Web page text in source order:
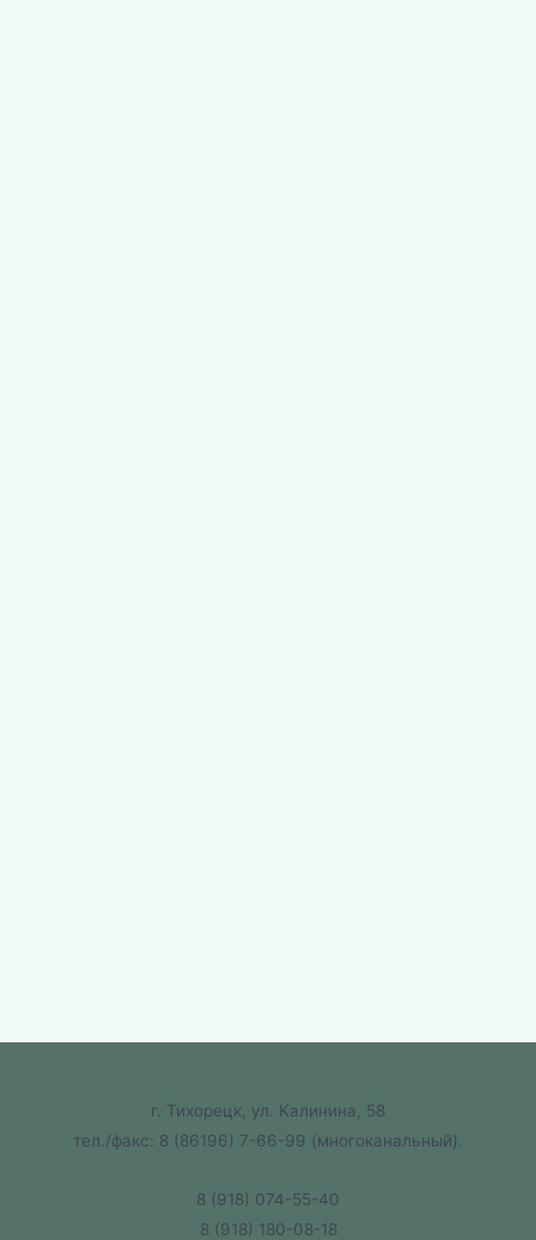
г. Тихорецк, ул. Калинина, 58
тел./факс: 8 (86196) 7-66-99 (многоканальный).
8 (918) 074-55-40
8 (918) 180-08-18